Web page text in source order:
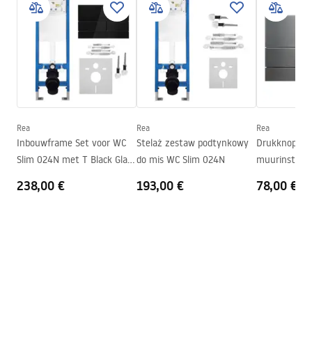
Afwerking
Mat
Sanitair keramiek
Lengte
485
Breedte
360mm
Hoogte
320
mm
Afstand montagebouten
Inclusief zitting
Ja, in kleur van het toilet
Atest
ATEST-higieniczny.pdf
Installation instructions
instrukcja-montażu-misy-wc-video.mp4
Montagehandleiding
Rea
Inbouwframe Set voor WC
Slim 024N met T Black Glass
238,00 €
Rea
Stelaż zestaw podtynkowy
do mis WC Slim 024N
193,00 €
Rea
Drukknop
78,00 €